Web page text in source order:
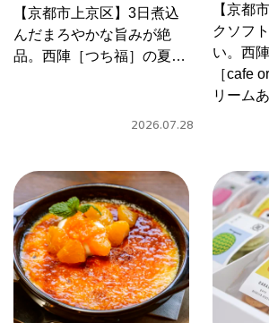
Instagram
チケットプレゼント応募
MAIN MENU
SERIES
【京都市上京区】3日煮込
んだまろやかな旨みが絶
品。西陣［つち福］の夏の
2026.07.28
【京都
クソフ
い。西
［cafe
リーム